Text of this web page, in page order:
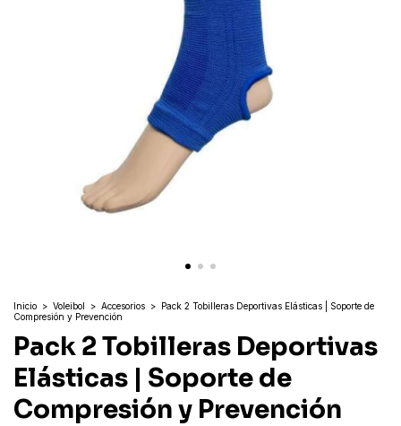
Inicio > Voleibol > Accesorios > Pack 2 Tobilleras Deportivas Elásticas | Soporte de
Compresión y Prevención
Pack 2 Tobilleras Deportivas
Elásticas | Soporte de
Compresión y Prevención